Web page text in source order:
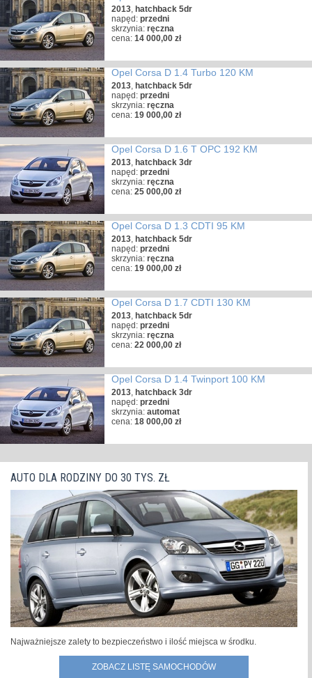
2013, hatchback 5dr
napęd: przedni
skrzynia: ręczna
cena: 14 000,00 zł
Opel Corsa D 1.4 Turbo 120 KM
2013, hatchback 5dr
napęd: przedni
skrzynia: ręczna
cena: 19 000,00 zł
Opel Corsa D 1.6 T OPC 192 KM
2013, hatchback 3dr
napęd: przedni
skrzynia: ręczna
cena: 25 000,00 zł
Opel Corsa D 1.3 CDTI 95 KM
2013, hatchback 5dr
napęd: przedni
skrzynia: ręczna
cena: 19 000,00 zł
Opel Corsa D 1.7 CDTI 130 KM
2013, hatchback 5dr
napęd: przedni
skrzynia: ręczna
cena: 22 000,00 zł
Opel Corsa D 1.4 Twinport 100 KM
2013, hatchback 3dr
napęd: przedni
skrzynia: automat
cena: 18 000,00 zł
AUTO DLA RODZINY DO 30 TYS. ZŁ
Najważniejsze zalety to bezpieczeństwo i ilość miejsca w środku.
ZOBACZ LISTĘ SAMOCHODÓW